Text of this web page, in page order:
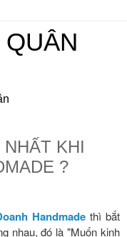
KHI
?
Handmade thì bắt
nhau, đó là "Muốn kinh